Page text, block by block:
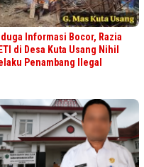
Informasi Bocor, Razia
di Desa Kuta Usang Nihil
Penambang Ilegal